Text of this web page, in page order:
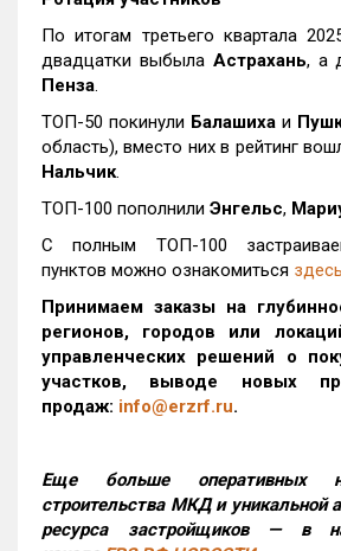
По итогам третьего квартала
двадцатки выбыла Астрахань, а
Пенза.
ТОП-50 покинули Балашиха и
область), вместо них в рейтинг
Нальчик.
ТОП-100 пополнили Энгельс,
С полным ТОП-100
пунктов можно ознакомиться здесь
Принимаем заказы на
регионов, городов или
управленческих решений о
участков, выводе новых
продаж: info@erzrf.ru.
Еще больше оперативных
строительства МКД и уникальной
ресурса застройщиков — в